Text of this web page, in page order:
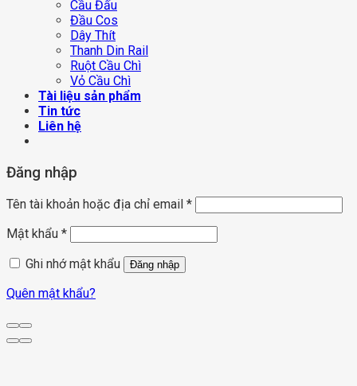
Cầu Đấu
Đầu Cos
Dây Thít
Thanh Din Rail
Ruột Cầu Chì
Vỏ Cầu Chì
Tài liệu sản phẩm
Tin tức
Liên hệ
Đăng nhập
Tên tài khoản hoặc địa chỉ email *
Mật khẩu *
Ghi nhớ mật khẩu
Đăng nhập
Quên mật khẩu?